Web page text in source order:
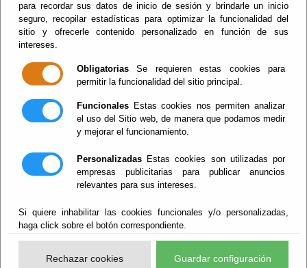
para recordar sus datos de inicio de sesión y brindarle un inicio
seguro, recopilar estadísticas para optimizar la funcionalidad del
sitio y ofrecerle contenido personalizado en función de sus
intereses.
Obligatorias Se requieren estas cookies para
permitir la funcionalidad del sitio principal.
Funcionales Estas cookies nos permiten analizar
el uso del Sitio web, de manera que podamos medir
y mejorar el funcionamiento.
Personalizadas Estas cookies son utilizadas por
empresas publicitarias para publicar anuncios
relevantes para sus intereses.
Si quiere inhabilitar las cookies funcionales y/o personalizadas,
haga click sobre el botón correspondiente.
Rechazar cookies Guardar configuración
Fomento,
Infraestructuras,
Vertebración del
Territorio y Agua
Escuchar
Área de Fomento,
Infraestructuras, Vertebración de
Territorio y Agua
Las competencias de esta Área, distribuidas